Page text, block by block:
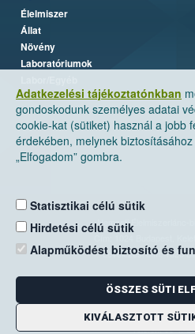
Adatkezelési tájékoztatónkban
gondoskodunk személyes adatai
cookie-kat (sütiket) használ a jobb
érdekében, melynek
„Elfogadom” gombra.
Statisztikai célú sütik
Hirdetési célú sütik
Alapműködést biztosító és
ÖSSZES SÜTI
KIVÁLASZTOTT
Élelmiszer
Állat
Növény
Laboratóriumok
Nemzeti Élelmiszerlánc-
Levelezési cím: 1525
E-mail:
Zöld szám: 06-
Telefon: 06-1/